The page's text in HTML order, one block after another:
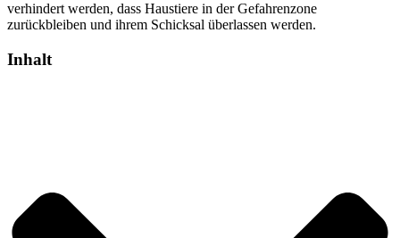
verhindert werden, dass Haustiere in der Gefahrenzone
zurückbleiben und ihrem Schicksal überlassen werden.
Inhalt